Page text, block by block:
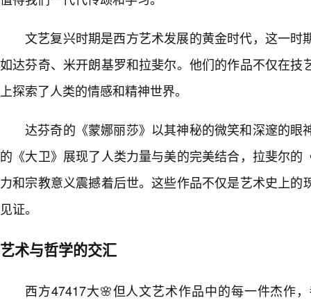
文艺复兴时期是西方艺术发展的黄金时代，这一时
如达芬奇、米开朗基罗和拉斐尔。他们的作品不仅在技
上探索了人类的情感和精神世界。
达芬奇的《蒙娜丽莎》以其神秘的微笑和深邃的眼
的《大卫》展现了人类力量与美的完美结合，拉斐尔的
力和宗教意义震撼着后世。这些作品不仅是艺术史上的
见证。
艺术与哲学的交汇
西方47417大🌸但人文艺术作品中的每一件杰作